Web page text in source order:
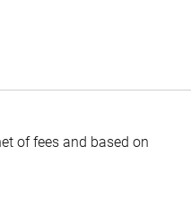
of fees and based on